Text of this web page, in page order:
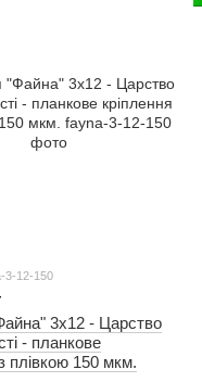
3-12-150
3х12 - Царство
- планкове
плівкою 150 мкм.